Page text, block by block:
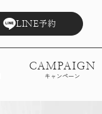
LINE予約
CAMPAIGN
キャンペーン